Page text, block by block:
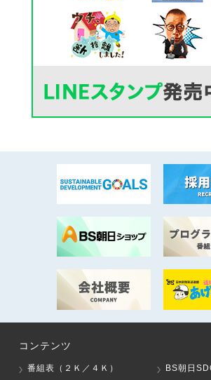
コンテンツ
番組表（２Ｋ／４Ｋ）
BS朝日